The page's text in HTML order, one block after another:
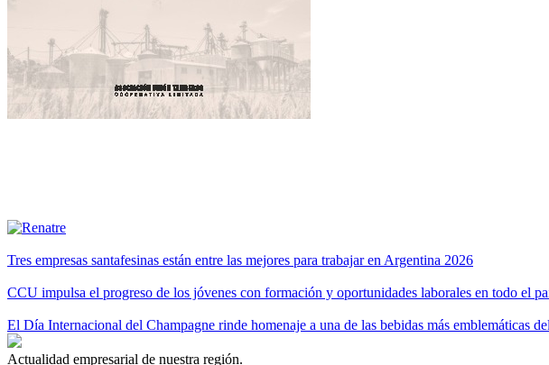
Tres empresas santafesinas están entre las mejores para trabajar en Argentina 2026
CCU impulsa el progreso de los jóvenes con formación y oportunidades laborales en todo el
El Día Internacional del Champagne rinde homenaje a una de las bebidas más emblemáticas
Actualidad empresarial de nuestra región.